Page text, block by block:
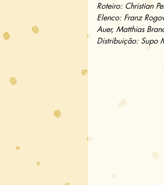
Roteiro: Christian
Elenco: Franz
Auer, Matthias
Distribuição: Supo